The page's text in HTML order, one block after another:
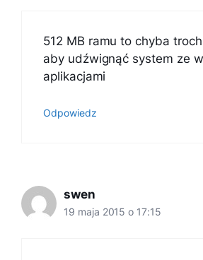
512 MB ramu to chyba
aby udźwignąć system ze
aplikacjami
Odpowiedz
swen
19 maja 2015 o 17:15